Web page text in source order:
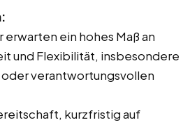
ein hohes Maß an
und Flexibilität, insbesondere
verantwortungsvollen
kurzfristig auf